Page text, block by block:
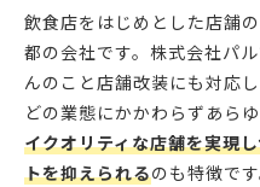
飲食店をはじめとした店舗
都の会社です。株式会社パ
んのこと店舗改装にも対応
どの業態にかかわらずあら
イクオリティな店舗を実現
トを抑えられるのも特徴で